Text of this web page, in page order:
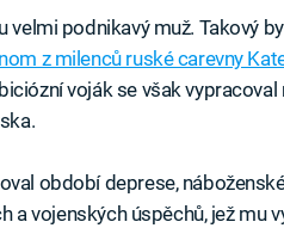
podnikavý muž. Takový byl
z milenců ruské carevny
voják se však
období deprese,
a vojenských úspěchů, jež mu